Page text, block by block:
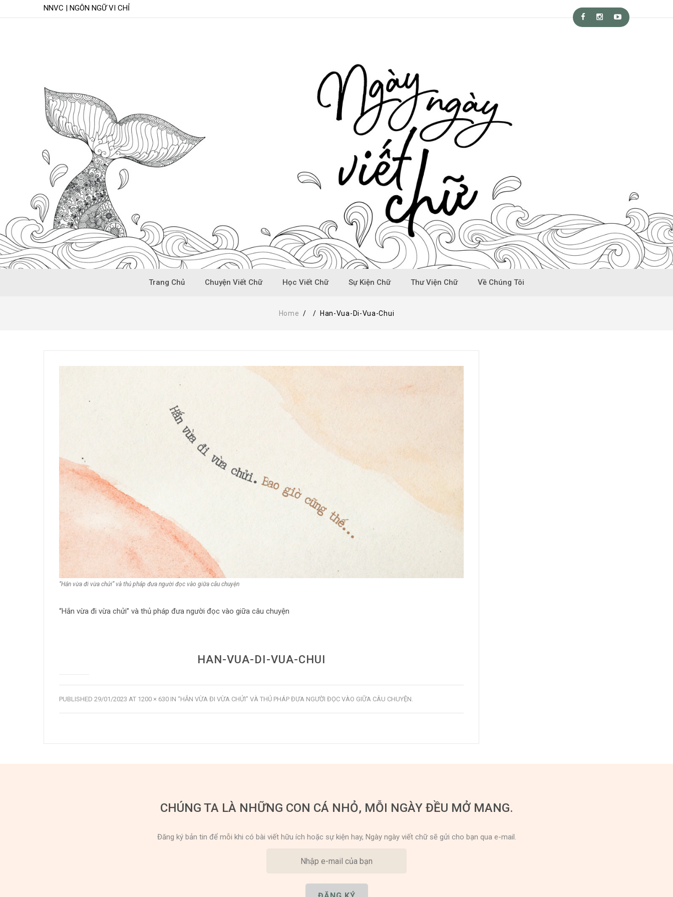
NNVC | NGÔN NGỮ VI CHỈ
Trang Chủ Chuyện Viết Chữ Học Viết Chữ Sự Kiện Chữ Thư Viện Chữ Về Chúng Tôi
Home / / Han-Vua-Di-Vua-Chui
“Hắn vừa đi vừa chửi” và thủ pháp đưa người đọc vào giữa câu chuyện
“Hắn vừa đi vừa chửi” và thủ pháp đưa người đọc vào giữa câu chuyện
HAN-VUA-DI-VUA-CHUI
PUBLISHED 29/01/2023 AT 1200 × 630 IN “HẮN VỪA ĐI VỪA CHỬI” VÀ THỦ PHÁP ĐƯA NGƯỜI ĐỌC VÀO GIỮA CÂU CHUYỆN.
CHÚNG TA LÀ NHỮNG CON CÁ NHỎ, MỖI NGÀY ĐỀU MỞ MANG.
Đăng ký bản tin để mỗi khi có bài viết hữu ích hoặc sự kiện hay, Ngày ngày viết chữ sẽ gửi cho bạn qua e-mail.